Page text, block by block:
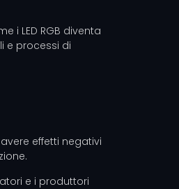
i LED RGB diventa
e processi di
effetti negativi
e i produttori